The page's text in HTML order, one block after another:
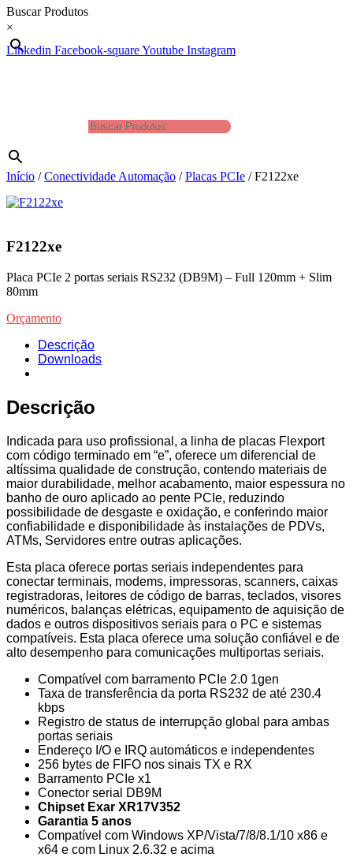
Buscar Produtos
×
Linkedin Facebook-squareYoutube Instagram
Início /Conectividade Automação /Placas PCIe / F2122xe
F2122xe
Placa PCIe 2 portas seriais RS232 (DB9M) – Full 120mm + Slim
80mm
Orçamento
Descrição
Downloads
Descrição
Indicada para uso profissional, a linha de placas Flexport
com código terminado em “e”, oferece um diferencial de
altíssima qualidade de construção, contendo materiais de
maior durabilidade, melhor acabamento, maior espessura no
banho de ouro aplicado ao pente PCIe, reduzindo
possibilidade de desgaste e oxidação, e conferindo maior
confiabilidade e disponibilidade às instalações de PDVs,
ATMs, Servidores entre outras aplicações.
Esta placa oferece portas seriais independentes para
conectar terminais, modems, impressoras, scanners, caixas
registradoras, leitores de código de barras, teclados, visores
numéricos, balanças elétricas, equipamento de aquisição de
dados e outros dispositivos seriais para o PC e sistemas
compatíveis. Esta placa oferece uma solução confiável e de
alto desempenho para comunicações multiportas seriais.
Compatível com barramento PCIe 2.0 1gen
Taxa de transferência da porta RS232 de até 230.4
kbps
Registro de status de interrupção global para ambas
portas seriais
Endereço I/O e IRQ automáticos e independentes
256 bytes de FIFO nos sinais TX e RX
Barramento PCIe x1
Conector serial DB9M
Chipset Exar XR17V352
Garantia 5 anos
Compatível com Windows XP/Vista/7/8/8.1/10 x86 e
x64 e com Linux 2.6.32 e acima